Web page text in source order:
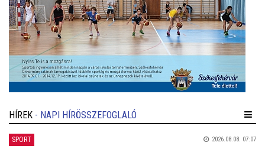
HÍREK - NAPI HÍRÖSSZEFOGLALÓ
SPORT 2026.08.08. 07:07